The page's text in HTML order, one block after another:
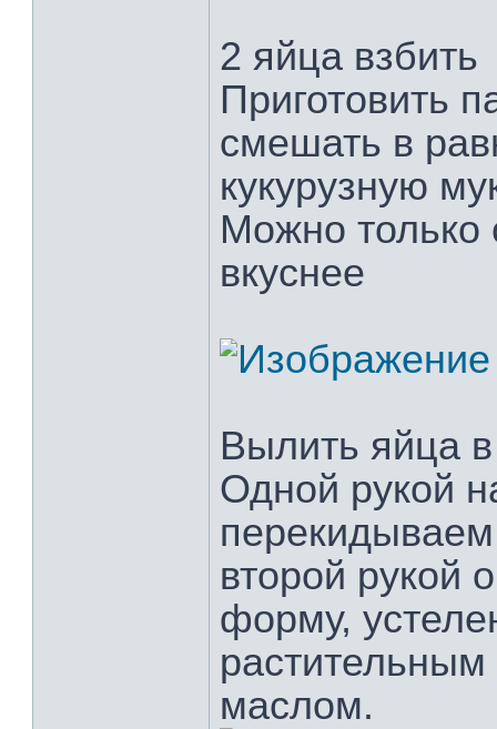
2 яйца взбить
Приготовить
смешать в
кукурузную
Можно только
вкуснее
Вылить яйца
Одной рукой
второй рукой
форму,
растительным
маслом.